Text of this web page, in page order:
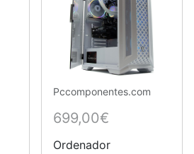
Pccomponentes.com
699,00€
Ordenador